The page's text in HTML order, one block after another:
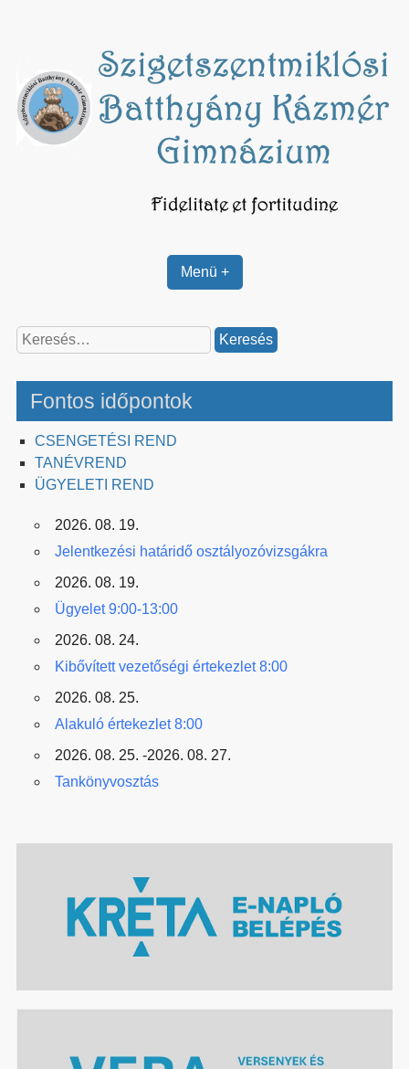
Menü +
Keresés:
Fontos időpontok
CSENGETÉSI REND
TANÉVREND
ÜGYELETI REND
2026. 08. 19.
Jelentkezési határidő osztályozóvizsgákra
2026. 08. 19.
Ügyelet 9:00-13:00
2026. 08. 24.
Kibővített vezetőségi értekezlet 8:00
2026. 08. 25.
Alakuló értekezlet 8:00
2026. 08. 25. -2026. 08. 27.
Tankönyvosztás